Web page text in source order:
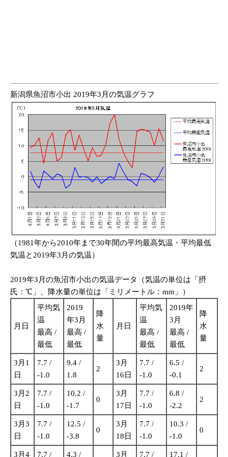
新潟県魚沼市小出 2019年3月の気温グラフ
（1981年から2010年まで30年間の平均最高気温・平均最低
気温と2019年3月の気温）
2019年3月の魚沼市小出の気温データ（気温の単位は「摂
氏：℃」、降水量の単位は「ミリメートル：mm」）
月日
平均気
温
最高 /
最低
2019
年3月
最高 /
最低
降
水
量
月日
平均気
温
最高 /
最低
2019年
3月
最高 /
最低
降
水
量
3月1
日
7.7 /
-1.0
9.4 /
1.8
2
3月
16日
7.7 /
-1.0
6.5 /
-0.1
2
3月2
日
7.7 /
-1.0
10.2 /
-1.7
0
3月
17日
7.7 /
-1.0
6.8 /
-2.2
2
3月3
日
7.7 /
-1.0
12.5 /
-3.8
0
3月
18日
7.7 /
-1.0
10.3 /
-1.0
0
3月4 7.7 / 4.3 / 3月 7.7 / 17.1 /